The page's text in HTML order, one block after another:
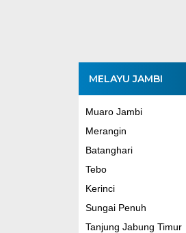
MELAYU JAMBI
Muaro Jambi
Merangin
Batanghari
Tebo
Kerinci
Sungai Penuh
Tanjung Jabung Timur